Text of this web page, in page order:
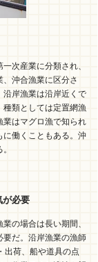
次産業に分類され、
沖合漁業に区分さ
沿岸漁業は沿岸近くで
類としては定置網漁
業はマグロ漁で知られ
に働くこともある。沖
が必要
の場合は長い期間、
要だ。沿岸漁業の漁師
出荷、船や道具の点